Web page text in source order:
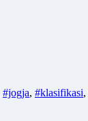
#jogja, #klasifikasi,